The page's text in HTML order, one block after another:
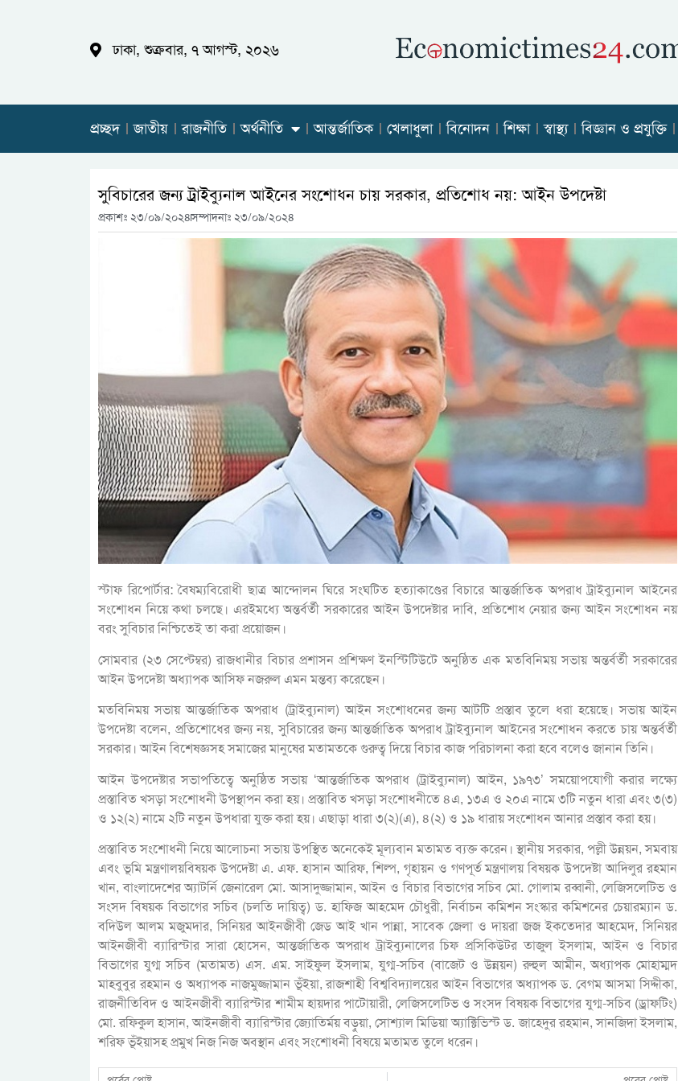
ঢাকা, শুক্রবার, ৭ আগস্ট, ২০২৬
প্রচ্ছদ জাতীয় রাজনীতি অর্থনীতি আন্তর্জাতিক খেলাধুলা বিনোদন শিক্ষা স্বাস্থ্য বিজ্ঞান ও প্রযুক্তি
সুবিচারের জন্য ট্রাইব্যুনাল আইনের সংশোধন চায় সরকার, প্রতিশোধ নয়: আইন উপদেষ্টা
প্রকাশঃ ২৩/০৯/২০২৪সম্পাদনাঃ ২৩/০৯/২০২৪
স্টাফ রিপোর্টার: বৈষম্যবিরোধী ছাত্র আন্দোলন ঘিরে সংঘটিত হত্যাকাণ্ডের বিচারে আন্তর্জাতিক অপরাধ ট্রাইব্যুনাল আইনের
সংশোধন নিয়ে কথা চলছে। এরইমধ্যে অন্তর্বর্তী সরকারের আইন উপদেষ্টার দাবি, প্রতিশোধ নেয়ার জন্য আইন সংশোধন নয়
বরং সুবিচার নিশ্চিতেই তা করা প্রয়োজন।
সোমবার (২৩ সেপ্টেম্বর) রাজধানীর বিচার প্রশাসন প্রশিক্ষণ ইনস্টিটিউটে অনুষ্ঠিত এক মতবিনিময় সভায় অন্তর্বর্তী সরকারের
আইন উপদেষ্টা অধ্যাপক আসিফ নজরুল এমন মন্তব্য করেছেন।
মতবিনিময় সভায় আন্তর্জাতিক অপরাধ (ট্রাইব্যুনাল) আইন সংশোধনের জন্য আটটি প্রস্তাব তুলে ধরা হয়েছে। সভায় আইন
উপদেষ্টা বলেন, প্রতিশোধের জন্য নয়, সুবিচারের জন্য আন্তর্জাতিক অপরাধ ট্রাইব্যুনাল আইনের সংশোধন করতে চায় অন্তর্বর্তী
সরকার। আইন বিশেষজ্ঞসহ সমাজের মানুষের মতামতকে গুরুত্ব দিয়ে বিচার কাজ পরিচালনা করা হবে বলেও জানান তিনি।
আইন উপদেষ্টার সভাপতিত্বে অনুষ্ঠিত সভায় ‘আন্তর্জাতিক অপরাধ (ট্রাইব্যুনাল) আইন, ১৯৭৩’ সময়োপযোগী করার লক্ষ্যে
প্রস্তাবিত খসড়া সংশোধনী উপস্থাপন করা হয়। প্রস্তাবিত খসড়া সংশোধনীতে ৪এ, ১৩এ ও ২০এ নামে ৩টি নতুন ধারা এবং ৩(৩)
ও ১২(২) নামে ২টি নতুন উপধারা যুক্ত করা হয়। এছাড়া ধারা ৩(২)(এ), ৪(২) ও ১৯ ধারায় সংশোধন আনার প্রস্তাব করা হয়।
প্রস্তাবিত সংশোধনী নিয়ে আলোচনা সভায় উপস্থিত অনেকেই মূল্যবান মতামত ব্যক্ত করেন। স্থানীয় সরকার, পল্লী উন্নয়ন, সমবায়
এবং ভূমি মন্ত্রণালয়বিষয়ক উপদেষ্টা এ. এফ. হাসান আরিফ, শিল্প, গৃহায়ন ও গণপূর্ত মন্ত্রণালয় বিষয়ক উপদেষ্টা আদিলুর রহমান
খান, বাংলাদেশের অ্যাটর্নি জেনারেল মো. আসাদুজ্জামান, আইন ও বিচার বিভাগের সচিব মো. গোলাম রব্বানী, লেজিসলেটিভ ও
সংসদ বিষয়ক বিভাগের সচিব (চলতি দায়িত্ব) ড. হাফিজ আহমেদ চৌধুরী, নির্বাচন কমিশন সংস্কার কমিশনের চেয়ারম্যান ড.
বদিউল আলম মজুমদার, সিনিয়র আইনজীবী জেড আই খান পান্না, সাবেক জেলা ও দায়রা জজ ইকতেদার আহমেদ, সিনিয়র
আইনজীবী ব্যারিস্টার সারা হোসেন, আন্তর্জাতিক অপরাধ ট্রাইব্যুনালের চিফ প্রসিকিউটর তাজুল ইসলাম, আইন ও বিচার
বিভাগের যুগ্ম সচিব (মতামত) এস. এম. সাইফুল ইসলাম, যুগ্ম-সচিব (বাজেট ও উন্নয়ন) রুহুল আমীন, অধ্যাপক মোহাম্মদ
মাহবুবুর রহমান ও অধ্যাপক নাজমুজ্জামান ভূঁইয়া, রাজশাহী বিশ্ববিদ্যালয়ের আইন বিভাগের অধ্যাপক ড. বেগম আসমা সিদ্দীকা,
রাজনীতিবিদ ও আইনজীবী ব্যারিস্টার শামীম হায়দার পাটোয়ারী, লেজিসলেটিভ ও সংসদ বিষয়ক বিভাগের যুগ্ম-সচিব (ড্রাফটিং)
মো. রফিকুল হাসান, আইনজীবী ব্যারিস্টার জ্যোতির্ময় বড়ুয়া, সোশ্যাল মিডিয়া অ্যাক্টিভিস্ট ড. জাহেদুর রহমান, সানজিদা ইসলাম,
শরিফ ভূঁইয়াসহ প্রমুখ নিজ নিজ অবস্থান এবং সংশোধনী বিষয়ে মতামত তুলে ধরেন।